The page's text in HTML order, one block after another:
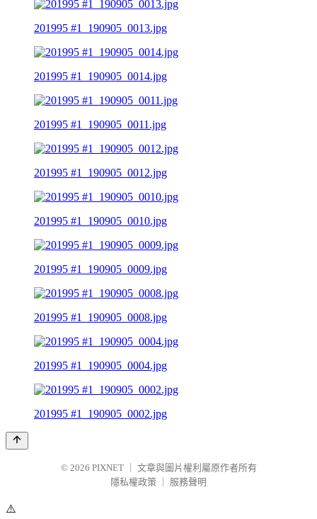
201995 #1_190905_0013.jpg
201995 #1_190905_0014.jpg
201995 #1_190905_0011.jpg
201995 #1_190905_0012.jpg
201995 #1_190905_0010.jpg
201995 #1_190905_0009.jpg
201995 #1_190905_0008.jpg
201995 #1_190905_0004.jpg
201995 #1_190905_0002.jpg
© 2026 PIXNET
文章與圖片權利屬原作者所有
隱私權政策
服務聲明
⚠️